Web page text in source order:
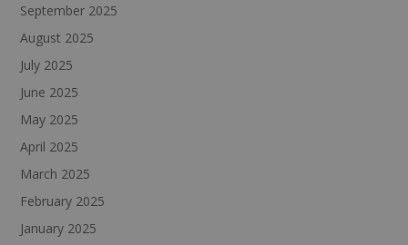
September 2025
August 2025
July 2025
June 2025
May 2025
April 2025
March 2025
February 2025
January 2025